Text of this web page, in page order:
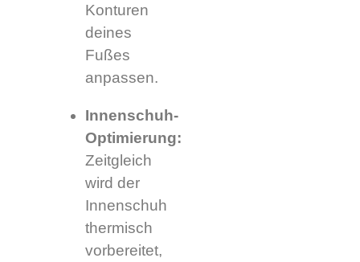
Konturen
deines
Fußes
anpassen.
Innenschuh-
Optimierung:
Zeitgleich
wird der
Innenschuh
thermisch
vorbereitet,